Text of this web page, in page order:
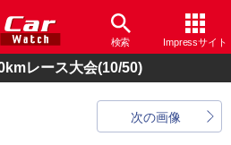
検索 Impressサイト
レース大会(10/50)
次の画像